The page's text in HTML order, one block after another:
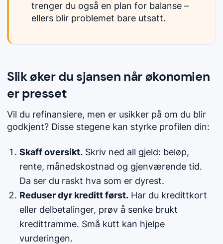
trenger du også en plan for balanse –
ellers blir problemet bare utsatt.
Slik øker du sjansen når økonomien
er presset
Vil du refinansiere, men er usikker på om du blir
godkjent? Disse stegene kan styrke profilen din:
Skaff oversikt. Skriv ned all gjeld: beløp,
rente, månedskostnad og gjenværende tid.
Da ser du raskt hva som er dyrest.
Reduser dyr kreditt først. Har du kredittkort
eller delbetalinger, prøv å senke brukt
kredittramme. Små kutt kan hjelpe
vurderingen.